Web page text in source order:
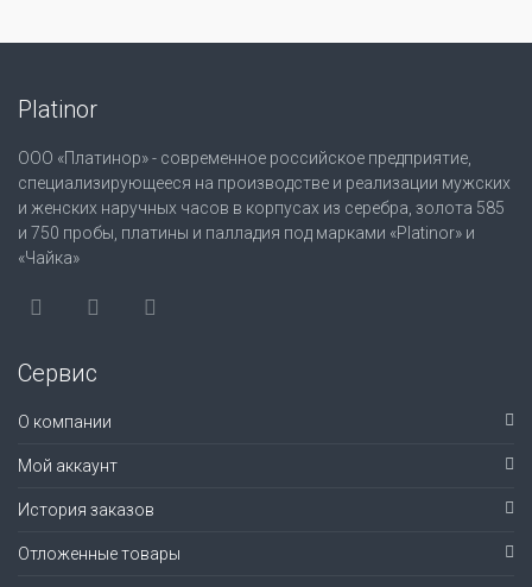
Platinor
ООО «Платинор» - современное российское предприятие,
специализирующееся на производстве и реализации мужских
и женских наручных часов в корпусах из серебра, золота 585
и 750 пробы, платины и палладия под марками «Platinor» и
«Чайка»
Сервис
О компании
Мой аккаунт
История заказов
Отложенные товары